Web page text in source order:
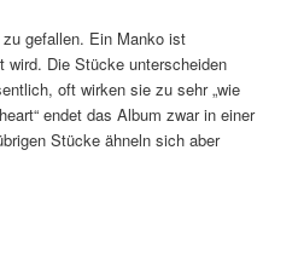
gefallen. Ein Manko ist
wird. Die Stücke unterscheiden
oft wirken sie zu sehr „wie
endet das Album zwar in einer
Stücke ähneln sich aber